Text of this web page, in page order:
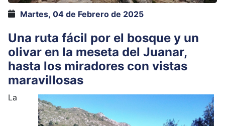
Martes, 04 de Febrero de 2025
Una ruta fácil por el bosque y un
olivar en la meseta del Juanar,
hasta los miradores con vistas
maravillosas
La